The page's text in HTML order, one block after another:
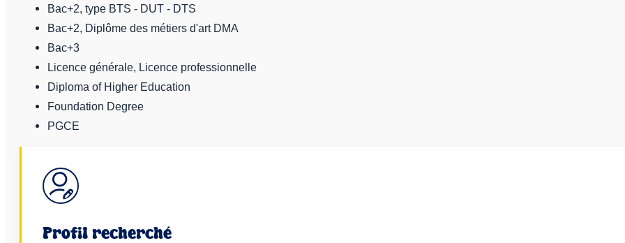
Bac+2, type BTS - DUT - DTS
Bac+2, Diplôme des métiers d'art DMA
Bac+3
Licence générale, Licence professionnelle
Diploma of Higher Education
Foundation Degree
PGCE
Profil recherché